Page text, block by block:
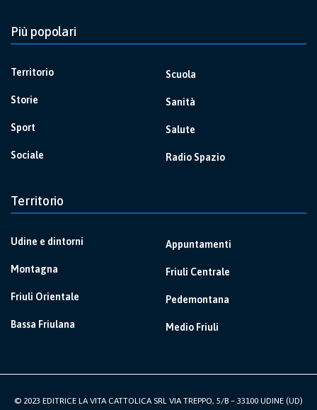
Più popolari
Territorio
Storie
Sport
Sociale
Scuola
Sanità
Salute
Radio Spazio
Territorio
Udine e dintorni
Montagna
Friuli Orientale
Bassa Friulana
Appuntamenti
Friuli Centrale
Pedemontana
Medio Friuli
© 2023 EDITRICE LA VITA CATTOLICA SRL VIA TREPPO, 5/B – 33100 UDINE (UD)